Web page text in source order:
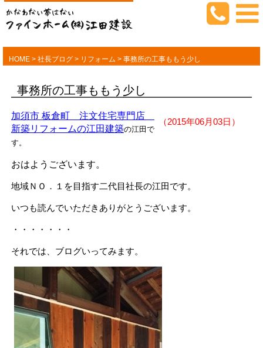
HOME > 社長ブログ > リフォーム > 事務所の工事ももう少し
事務所の工事ももう少し
（2015年06月03日）
加須市 板倉町 注文住宅専門店
新築リフォームの江田建築の江田で
す。
おはようございます。
地域ＮＯ．１を目指す二代目社長の江田です。
いつも読んでいただきありがとうございます。
・・・・・・・
それでは、ブログいってみます。